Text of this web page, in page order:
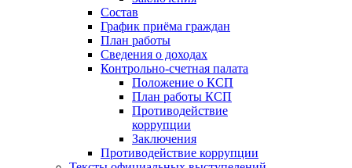
Состав
График приёма граждан
План работы
Сведения о доходах
Контрольно-счетная палата
Положение о КСП
План работы КСП
Противодействие
коррупции
Заключения
Противодействие коррупции